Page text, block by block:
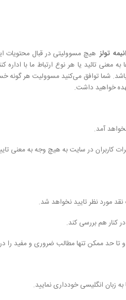
انیمه تولزهیچ مسوولیتی در قبال محتویات
تائید یا هر نوع ارتباط ما با
باشد. شما توافق می‏‌کنید مسوولیت هر
خواهید داشت.
در سایت به هیچ وجه به معنی تایید